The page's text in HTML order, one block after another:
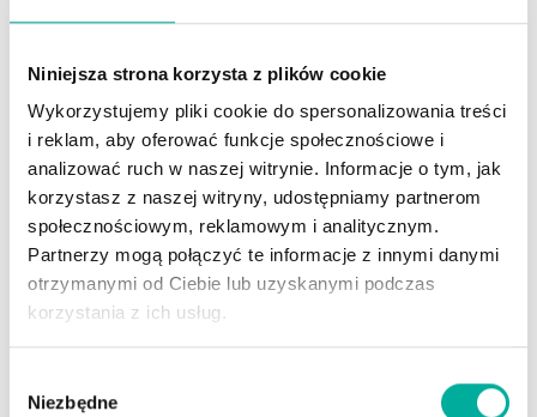
Niniejsza strona korzysta z plików cookie
Wykorzystujemy pliki cookie do spersonalizowania treści
i reklam, aby oferować funkcje społecznościowe i
analizować ruch w naszej witrynie. Informacje o tym, jak
korzystasz z naszej witryny, udostępniamy partnerom
społecznościowym, reklamowym i analitycznym.
Partnerzy mogą połączyć te informacje z innymi danymi
otrzymanymi od Ciebie lub uzyskanymi podczas
korzystania z ich usług.
zgody
Niezbędne
biura podróży to za mało
AUTOR ALEKSANDRA PLUTA 2026-08-06 0
Przychodzi przedsiębiorca do biura podróży. – Poproszę wyjazd w